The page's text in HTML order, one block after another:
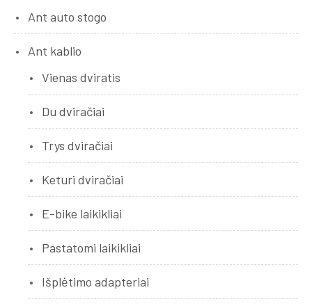
Ant auto stogo
Ant kablio
Vienas dviratis
Du dviračiai
Trys dviračiai
Keturi dviračiai
E-bike laikikliai
Pastatomi laikikliai
Išplėtimo adapteriai